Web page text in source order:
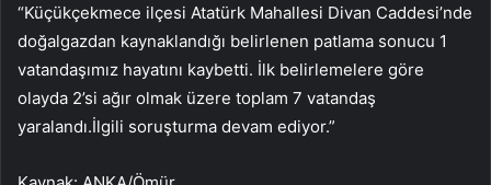
“Küçükçekmece ilçesi Atatürk Mahallesi Divan Caddesi’nde
doğalgazdan kaynaklandığı belirlenen patlama sonucu 1
vatandaşımız hayatını kaybetti. İlk belirlemelere göre
olayda 2’si ağır olmak üzere toplam 7 vatandaş
yaralandı.İlgili soruşturma devam ediyor.”